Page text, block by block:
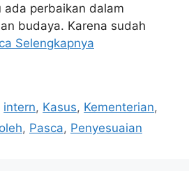
ada perbaikan dalam
budaya. Karena sudah
Selengkapnya
intern, Kasus, Kementerian,
oleh, Pasca, Penyesuaian